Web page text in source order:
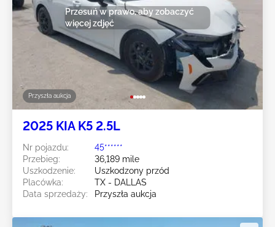
Przyszła aukcja
Przesuń w prawo, aby zobaczyć
więcej zdjęć
2025 KIA K5 2.5L
Nr pojazdu:
45******
Przebieg:
36,189 mile
Uszkodzenie:
Uszkodzony przód
Placówka:
TX - DALLAS
Data sprzedaży:
Przyszła aukcja